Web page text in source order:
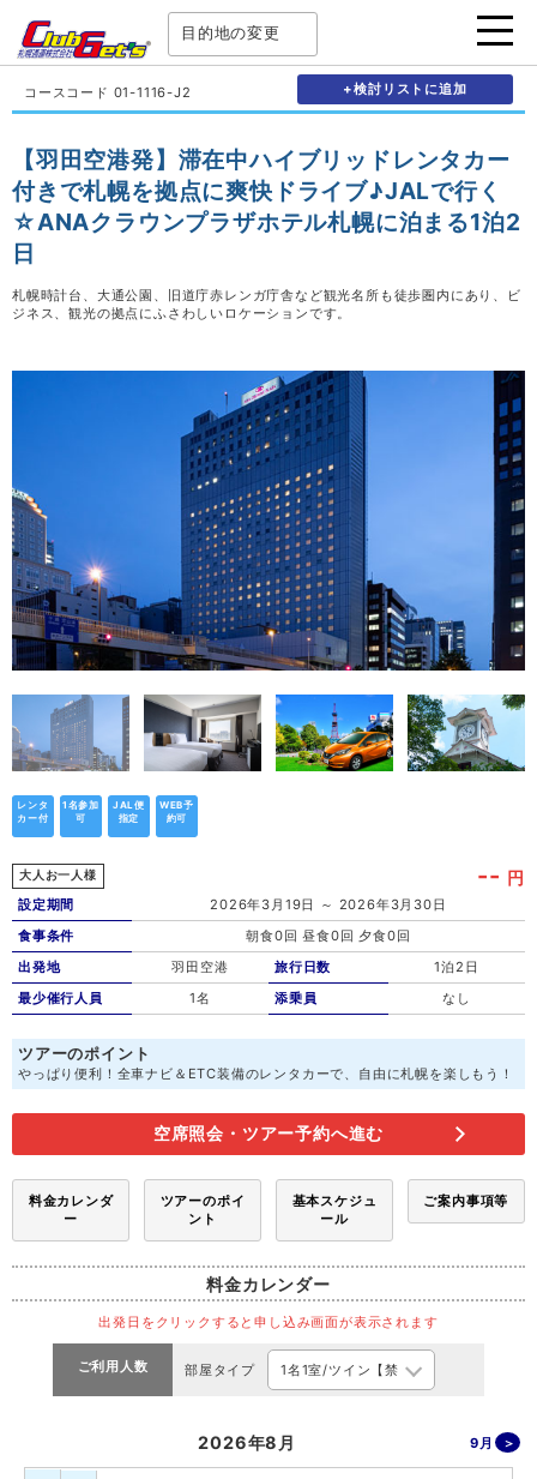
目的地の変更
コースコード 01-1116-J2 +検討リストに追加
【羽田空港発】滞在中ハイブリッドレンタカー
付きで札幌を拠点に爽快ドライブ♪JALで行く
☆ANAクラウンプラザホテル札幌に泊まる1泊2
日
札幌時計台、大通公園、旧道庁赤レンガ庁舎など観光名所も徒歩圏内にあり、ビ
ジネス、観光の拠点にふさわしいロケーションです。
レンタ
カー付
1名参加
可
JAL便
指定
WEB予
約可
大人お一人様 -- 円
設定期間
2026年3月19日 ～ 2026年3月30日
食事条件
朝食0回 昼食0回 夕食0回
出発地
羽田空港
最少催行人員
1名
旅行日数
1泊2日
添乗員
なし
ツアーのポイント
やっぱり便利！全車ナビ＆ETC装備のレンタカーで、自由に札幌を楽しもう！
空席照会・ツアー予約へ進む
料金カレンダ
ー
ツアーのポイ
ント
基本スケジュ
ール
ご案内事項等
料金カレンダー
出発日をクリックすると申し込み画面が表示されます
ご利用人数 部屋タイプ
2026年8月 9月